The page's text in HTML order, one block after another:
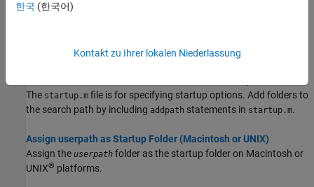
because the default folders that come with the products change.
The startup.m file is for specifying startup options. Add folders to
the search path by including addpath statements in startup.m.
Assign userpath as Startup Folder (Macintosh or UNIX)
Assign the userpath folder as the startup folder on Macintosh or
UNIX® platforms.
한국 (한국어)
Kontakt zu Ihrer lokalen Niederlassung